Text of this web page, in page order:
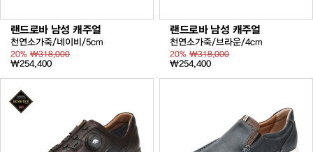
랜드로바 남성 캐주얼
천연소가죽/네이비/5cm
20% ₩318,000
₩254,400
랜드로바 남성 캐주얼
천연소가죽/브라운/4cm
20%₩318,000
₩254,400